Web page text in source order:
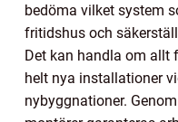
bedöma vilket system
fritidshus och
Det kan handla om allt
helt nya installationer
nybyggnationer.